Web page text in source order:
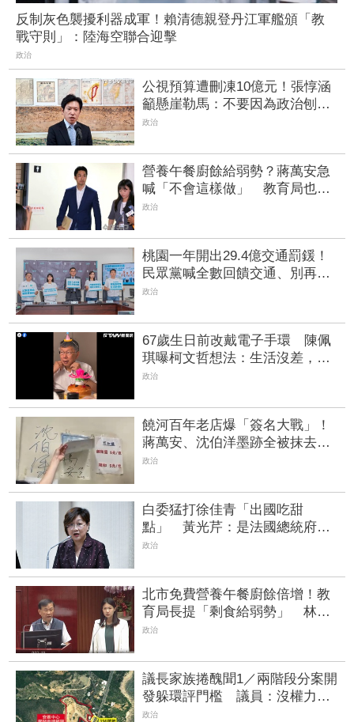
反制灰色襲擾利器成軍！賴清德親登丹江軍艦頒「教
戰守則」：陸海空聯合迎擊
政治
公視預算遭刪凍10億元！張惇涵
籲懸崖勒馬：不要因為政治刨了
國家的根
政治
營養午餐廚餘給弱勢？蔣萬安急
喊「不會這樣做」 教育局也回
應了
政治
桃園一年開出29.4億交通罰鍰！
民眾黨喊全數回饋交通、別再只
買科技執法
政治
67歲生日前改戴電子手環 陳佩
琪曝柯文哲想法：生活沒差，只
是更羞辱更強
政治
饒河百年老店爆「簽名大戰」！
蔣萬安、沈伯洋墨跡全被抹去
店家無奈滅火
政治
白委猛打徐佳青「出國吃甜
點」 黃光芹：是法國總統府的
台灣甜點師
政治
北市免費營養午餐廚餘倍增！教
育局長提「剩食給弱勢」 林亮
君傻眼：食安誰負責？
政治
議長家族捲醜聞1／兩階段分案開
發躲環評門檻 議員：沒權力的
人根本做不到
政治